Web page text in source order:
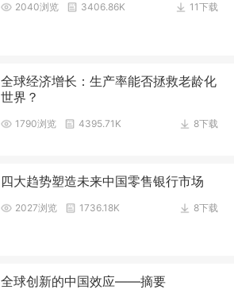
11下载
2040浏览 3406.86K
全球经济增长：生产率能否拯救老龄化
世界？
8下载
1790浏览 4395.71K
四大趋势塑造未来中国零售银行市场
8下载
2027浏览 1736.18K
全球创新的中国效应——摘要